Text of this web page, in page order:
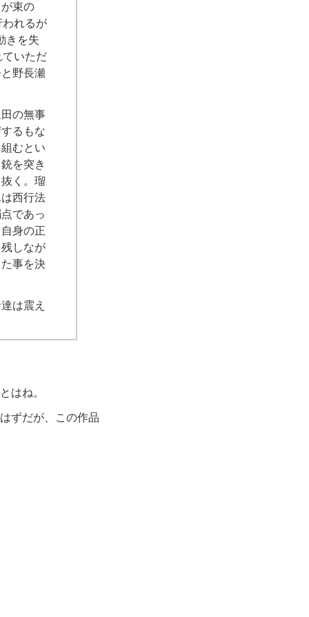
束の
われるが
きを失
ていただ
野長瀬
の無事
るもな
むとい
を突き
く。瑠
西行法
であっ
身の正
しなが
事を決
は震え
はね。
ずだが、この作品